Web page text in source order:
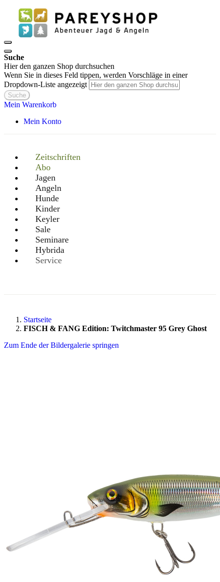
Suche
Hier den ganzen Shop durchsuchen
Wenn Sie in dieses Feld tippen, werden Vorschläge in einer
Dropdown-Liste angezeigt
Suche
Mein Warenkorb
Mein Konto
Zeitschriften
Abo
Jagen
Angeln
Hunde
Kinder
Keyler
Sale
Seminare
Hybrida
Service
Startseite
FISCH & FANG Edition: Twitchmaster 95 Grey Ghost
Zum Ende der Bildergalerie springen